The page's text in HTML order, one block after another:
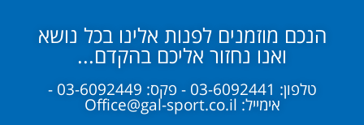
הנכם מוזמנים לפנות אלינו בכל נושא
ואנו נחזור אליכם בהקדם...
טלפון: 03-6092441 - פקס: 03-6092449 -
אימייל: Office@gal-sport.co.il